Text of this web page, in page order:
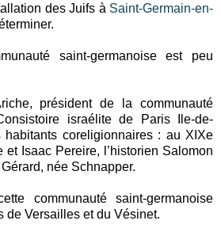
des Juifs à Saint-Germain-en-
saint-germanoise est peu
président de la communauté
israélite de Paris Ile-de-
habitants coreligionnaires : au XIXe
Isaac Pereire, l’historien Salomon
née Schnapper.
communauté saint-germanoise
de Versailles et du Vésinet.